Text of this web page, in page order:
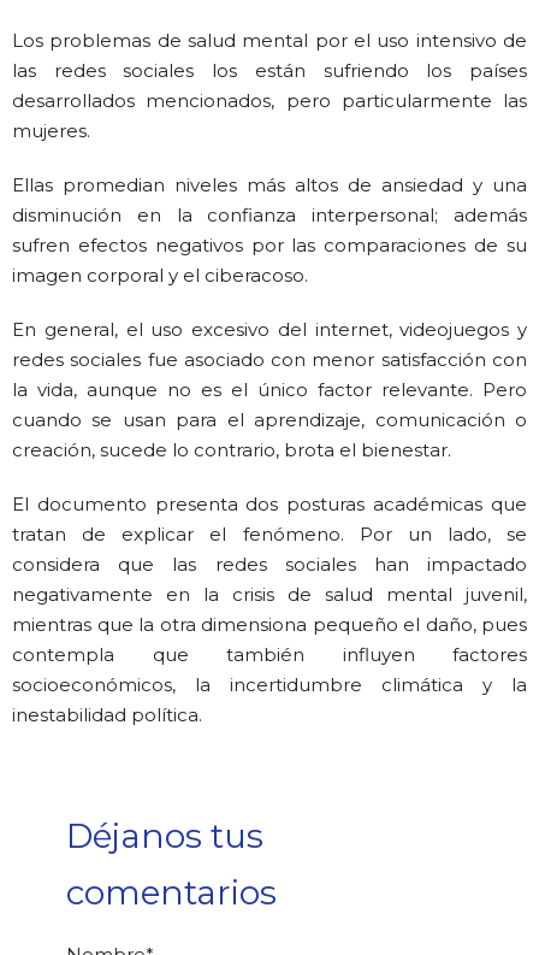
Los problemas de salud mental por el uso intensivo de
las redes sociales los están sufriendo los países
desarrollados mencionados, pero particularmente las
mujeres.
Ellas promedian niveles más altos de ansiedad y una
disminución en la confianza interpersonal; además
sufren efectos negativos por las comparaciones de su
imagen corporal y el ciberacoso.
En general, el uso excesivo del internet, videojuegos y
redes sociales fue asociado con menor satisfacción con
la vida, aunque no es el único factor relevante. Pero
cuando se usan para el aprendizaje, comunicación o
creación, sucede lo contrario, brota el bienestar.
El documento presenta dos posturas académicas que
tratan de explicar el fenómeno. Por un lado, se
considera que las redes sociales han impactado
negativamente en la crisis de salud mental juvenil,
mientras que la otra dimensiona pequeño el daño, pues
contempla que también influyen factores
socioeconómicos, la incertidumbre climática y la
inestabilidad política.
Déjanos tus
comentarios